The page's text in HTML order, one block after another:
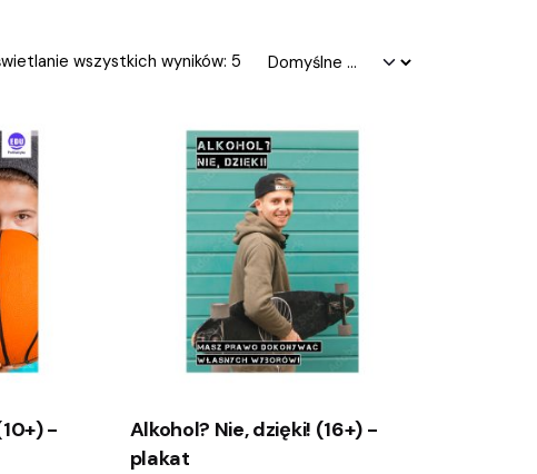
wszystkich wyników: 5
-
Alkohol? Nie, dzięki! (16+) -
plakat